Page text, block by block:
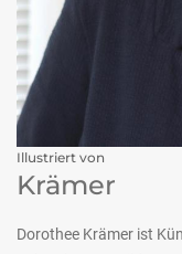
Illustriert von
Krämer
Dorothee Krämer ist